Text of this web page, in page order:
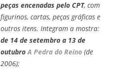
peças encenadas pelo CPT, com
figurinos, cartas, peças gráficas e
outros itens. Integram a mostra:
de 14 de setembro a 13 de
outubro A Pedra do Reino (de
2006);